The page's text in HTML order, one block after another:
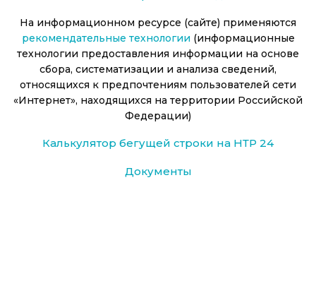
На информационном ресурсе (сайте) применяются
рекомендательные технологии (информационные
технологии предоставления информации на основе
сбора, систематизации и анализа сведений,
относящихся к предпочтениям пользователей сети
«Интернет», находящихся на территории Российской
Федерации)
Калькулятор бегущей строки на НТР 24
Документы